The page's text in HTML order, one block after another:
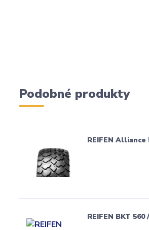
Podobné produkty
REIFEN Alliance
REIFEN BKT 560